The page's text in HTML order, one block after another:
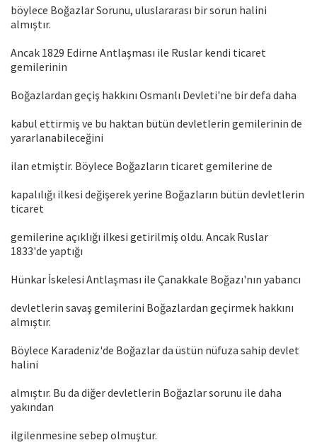
böylece Boğazlar Sorunu, uluslararası bir sorun halini
almıştır.
Ancak 1829 Edirne Antlaşması ile Ruslar kendi ticaret
gemilerinin
Boğazlardan geçiş hakkını Osmanlı Devleti'ne bir defa daha
kabul ettirmiş ve bu haktan bütün devletlerin gemilerinin de
yararlanabileceğini
ilan etmiştir. Böylece Boğazların ticaret gemilerine de
kapalılığı ilkesi değişerek yerine Boğazların bütün devletlerin
ticaret
gemilerine açıklığı ilkesi getirilmiş oldu. Ancak Ruslar
1833'de yaptığı
Hünkar İskelesi Antlaşması ile Çanakkale Boğazı'nın yabancı
devletlerin savaş gemilerini Boğazlardan geçirmek hakkını
almıştır.
Böylece Karadeniz'de Boğazlar da üstün nüfuza sahip devlet
halini
almıştır. Bu da diğer devletlerin Boğazlar sorunu ile daha
yakından
ilgilenmesine sebep olmuştur.